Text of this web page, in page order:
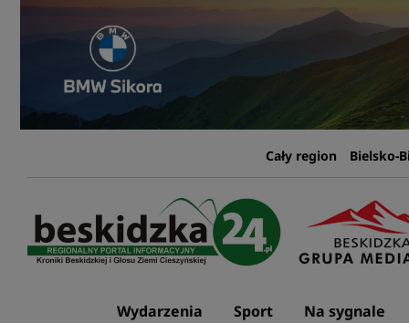
Przejdź
Cały region Bielsko-
Wydarzenia Sport Na sygnale